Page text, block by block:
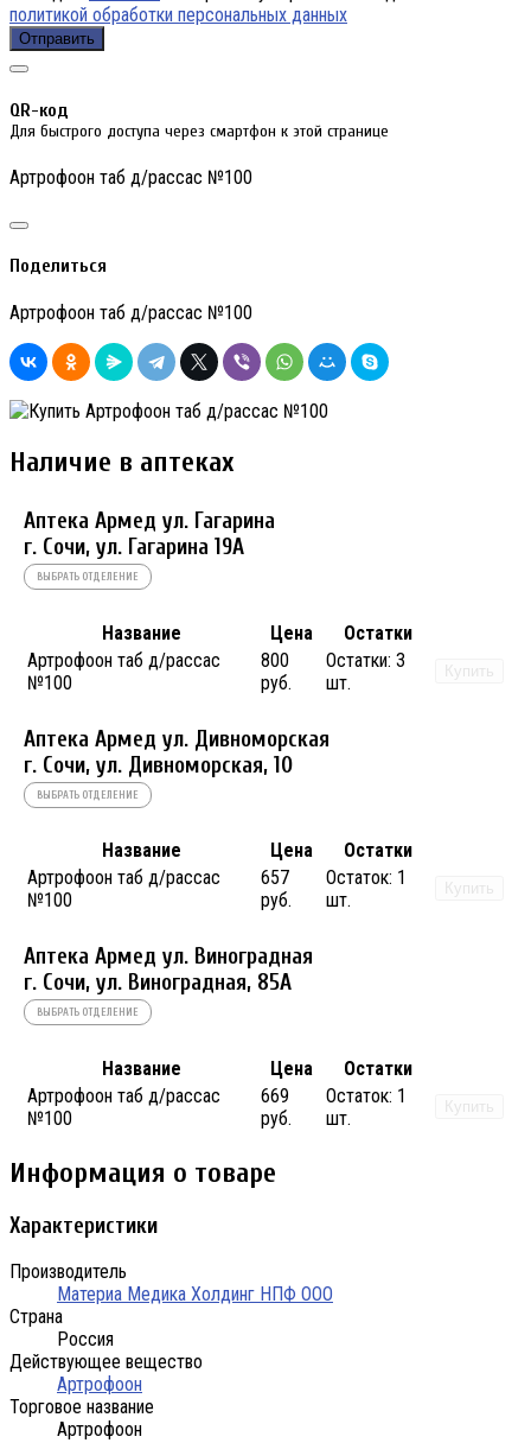
политикой обработки персональных данных
Отправить
QR-код
Для быстрого доступа через смартфон к этой странице
Артрофоон таб д/рассас №100
Поделиться
Артрофоон таб д/рассас №100
Наличие в аптеках
Аптека Армед ул. Гагарина
г. Сочи, ул. Гагарина 19А
ВЫБРАТЬ ОТДЕЛЕНИЕ
Название Цена
Остатки
Артрофоон таб д/рассас
№100
800
руб.
Остатки: 3
шт.
Купить
Аптека Армед ул. Дивноморская
г. Сочи, ул. Дивноморская, 10
ВЫБРАТЬ ОТДЕЛЕНИЕ
Название Цена
Остатки
Артрофоон таб д/рассас
№100
657
руб.
Остаток: 1
шт.
Купить
Аптека Армед ул. Виноградная
г. Сочи, ул. Виноградная, 85А
ВЫБРАТЬ ОТДЕЛЕНИЕ
Название Цена
Остатки
Артрофоон таб д/рассас
№100
669
руб.
Остаток: 1
шт.
Купить
Информация о товаре
Характеристики
Производитель
Материа Медика Холдинг НПФ ООО
Страна
Россия
Действующее вещество
Артрофоон
Торговое название
Артрофоон